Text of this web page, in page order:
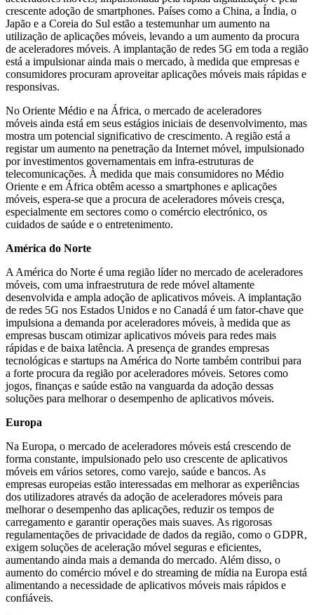
crescente adoção de smartphones. Países como a China, a Índia, o
Japão e a Coreia do Sul estão a testemunhar um aumento na
utilização de aplicações móveis, levando a um aumento da procura
de aceleradores móveis. A implantação de redes 5G em toda a região
está a impulsionar ainda mais o mercado, à medida que empresas e
consumidores procuram aproveitar aplicações móveis mais rápidas e
responsivas.
No Oriente Médio e na África, o mercado de aceleradores
móveis ainda está em seus estágios iniciais de desenvolvimento, mas
mostra um potencial significativo de crescimento. A região está a
registar um aumento na penetração da Internet móvel, impulsionado
por investimentos governamentais em infra-estruturas de
telecomunicações. À medida que mais consumidores no Médio
Oriente e em África obtêm acesso a smartphones e aplicações
móveis, espera-se que a procura de aceleradores móveis cresça,
especialmente em sectores como o comércio electrónico, os
cuidados de saúde e o entretenimento.
América do Norte
A América do Norte é uma região líder no mercado de aceleradores
móveis, com uma infraestrutura de rede móvel altamente
desenvolvida e ampla adoção de aplicativos móveis. A implantação
de redes 5G nos Estados Unidos e no Canadá é um fator-chave que
impulsiona a demanda por aceleradores móveis, à medida que as
empresas buscam otimizar aplicativos móveis para redes mais
rápidas e de baixa latência. A presença de grandes empresas
tecnológicas e startups na América do Norte também contribui para
a forte procura da região por aceleradores móveis. Setores como
jogos, finanças e saúde estão na vanguarda da adoção dessas
soluções para melhorar o desempenho de aplicativos móveis.
Europa
Na Europa, o mercado de aceleradores móveis está crescendo de
forma constante, impulsionado pelo uso crescente de aplicativos
móveis em vários setores, como varejo, saúde e bancos. As
empresas europeias estão interessadas em melhorar as experiências
dos utilizadores através da adoção de aceleradores móveis para
melhorar o desempenho das aplicações, reduzir os tempos de
carregamento e garantir operações mais suaves. As rigorosas
regulamentações de privacidade de dados da região, como o GDPR,
exigem soluções de aceleração móvel seguras e eficientes,
aumentando ainda mais a demanda do mercado. Além disso, o
aumento do comércio móvel e do streaming de mídia na Europa está
alimentando a necessidade de aplicativos móveis mais rápidos e
confiáveis.